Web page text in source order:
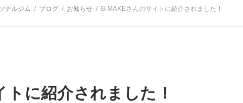
ナルジム ブログ お知らせ B-MAKEさんのサイトに紹介されました！
に紹介されました！